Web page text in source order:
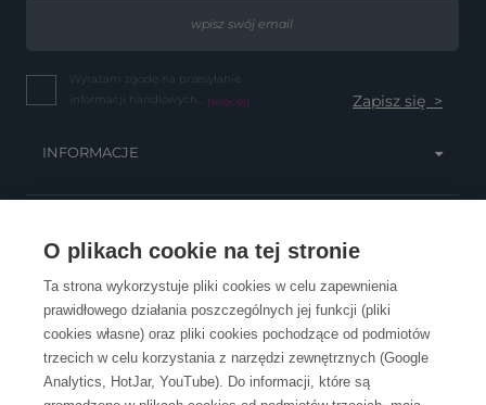
O plikach cookie na tej stronie
Ta strona wykorzystuje pliki cookies w celu zapewnienia
prawidłowego działania poszczególnych jej funkcji (pliki
cookies własne) oraz pliki cookies pochodzące od podmiotów
trzecich w celu korzystania z narzędzi zewnętrznych (Google
Analytics, HotJar, YouTube). Do informacji, które są
Wyrażam zgodę na przesyłanie
informacji handlowych... (więcej)
INFORMACJE
OBSŁUGA KLIENTA
KONTAKT